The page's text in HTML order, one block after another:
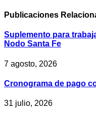
Publicaciones
Suplemento para
Nodo Santa Fe
7 agosto, 2026
Cronograma de pago
31 julio, 2026